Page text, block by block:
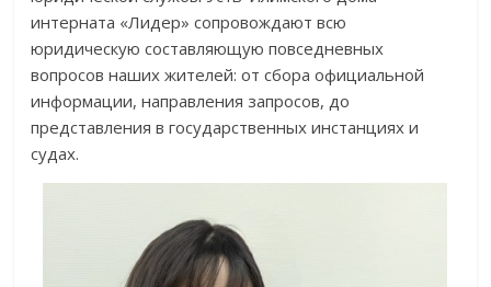
интерната «Лидер» сопровождают всю
юридическую составляющую повседневных
вопросов наших жителей: от сбора официальной
информации, направления запросов, до
представления в государственных инстанциях и
судах.